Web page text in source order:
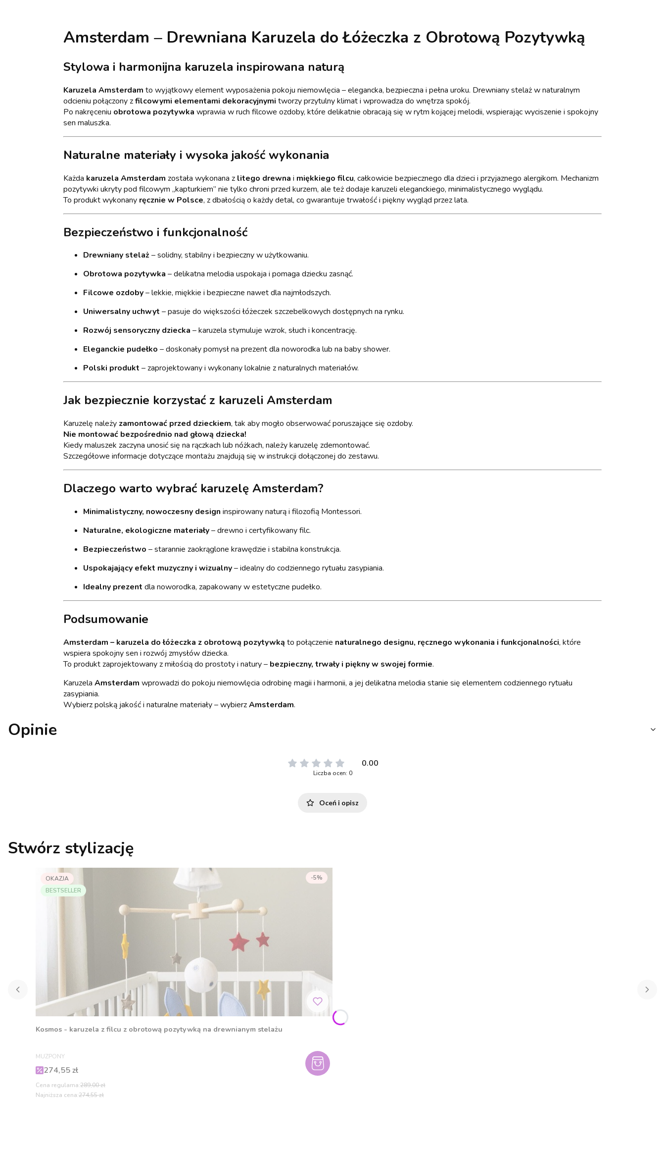
Amsterdam – Drewniana Karuzela do Łóżeczka z Obrotową Pozytywką
Stylowa i harmonijna karuzela inspirowana naturą
Karuzela Amsterdam to wyjątkowy element wyposażenia pokoju niemowlęcia – elegancka, bezpieczna i pełna uroku. Drewniany stelaż w naturalnym
odcieniu połączony zfilcowymi elementami dekoracyjnymi tworzy przytulny klimat i wprowadza do wnętrza spokój.
Po nakręceniu obrotowa pozytywka wprawia w ruch filcowe ozdoby, które delikatnie obracają się w rytm kojącej melodii, wspierając wyciszenie i spokojny
sen maluszka.
Naturalne materiały i wysoka jakość wykonania
Każda karuzela Amsterdam została wykonana z litego drewna i miękkiego filcu, całkowicie bezpiecznego dla dzieci i przyjaznego alergikom. Mechanizm
pozytywki ukryty pod filcowym „kapturkiem” nie tylko chroni przed kurzem, ale też dodaje karuzeli eleganckiego, minimalistycznego wyglądu.
To produkt wykonany ręcznie w Polsce, z dbałością o każdy detal, co gwarantuje trwałość i piękny wygląd przez lata.
Bezpieczeństwo i funkcjonalność
Drewniany stelaż– solidny, stabilny i bezpieczny w użytkowaniu.
Obrotowa pozytywka – delikatna melodia uspokaja i pomaga dziecku zasnąć.
Filcowe ozdoby– lekkie, miękkie i bezpieczne nawet dla najmłodszych.
Uniwersalny uchwyt – pasuje do większości łóżeczek szczebelkowych dostępnych na rynku.
Rozwój sensoryczny dziecka – karuzela stymuluje wzrok, słuch i koncentrację.
Eleganckie pudełko – doskonały pomysł na prezent dla noworodka lub na baby shower.
Polski produkt – zaprojektowany i wykonany lokalnie z naturalnych materiałów.
Jak bezpiecznie korzystać z karuzeli Amsterdam
Karuzelę należy zamontować przed dzieckiem, tak aby mogło obserwować poruszające się ozdoby.
Nie montować bezpośrednio nad głową dziecka!
Kiedy maluszek zaczyna unosić się na rączkach lub nóżkach, należy karuzelę zdemontować.
Szczegółowe informacje dotyczące montażu znajdują się w instrukcji dołączonej do zestawu.
Dlaczego warto wybrać karuzelę Amsterdam?
Minimalistyczny, nowoczesny design inspirowany naturą i filozofią Montessori.
Naturalne, ekologiczne materiały– drewno i certyfikowany filc.
Bezpieczeństwo – starannie zaokrąglone krawędzie i stabilna konstrukcja.
Uspokajający efekt muzyczny i wizualny– idealny do codziennego rytuału zasypiania.
Idealny prezent dla noworodka, zapakowany w estetyczne pudełko.
Podsumowanie
Amsterdam – karuzela do łóżeczka z obrotową pozytywką to połączenie naturalnego designu, ręcznego wykonania i funkcjonalności, które
wspiera spokojny sen i rozwój zmysłów dziecka.
To produkt zaprojektowany z miłością do prostoty i natury – bezpieczny, trwały i piękny w swojej formie.
Karuzela Amsterdam wprowadzi do pokoju niemowlęcia odrobinę magii i harmonii, a jej delikatna melodia stanie się elementem codziennego rytuału
zasypiania.
Wybierz polską jakość i naturalne materiały – wybierzAmsterdam.
Opinie
0.00
Liczba ocen: 0
Oceń i opisz
Stwórz stylizację
OKAZJA
BESTSELLER
Kosmos - karuzela z filcu z obrotową pozytywką na drewnianym stelażu
PRODUCENT
MUZPONY
Cena promocyjna
274,55 zł
Cena regularna:289,00 zł
-5%
Najniższa cena:274,55 zł